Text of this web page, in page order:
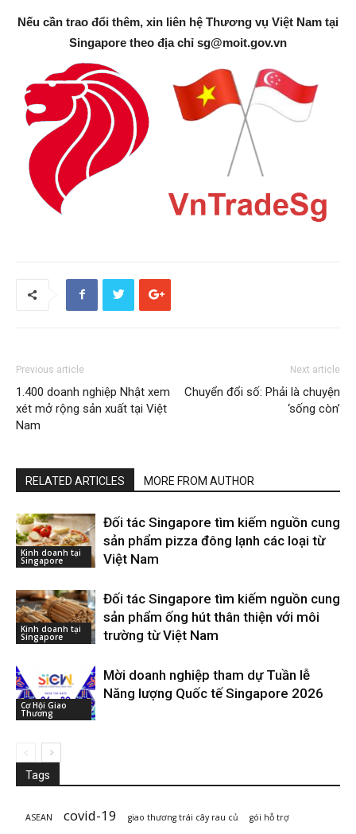
Nếu cần trao đổi thêm, xin liên hệ Thương vụ Việt Nam tại
Singapore theo địa chỉ sg@moit.gov.vn
Previous article
1.400 doanh nghiệp Nhật xem
xét mở rộng sản xuất tại Việt
Nam
Next article
Chuyển đổi số: Phải là chuyện
‘sống còn’
RELATED ARTICLES MORE FROM AUTHOR
Kinh doanh tại
Singapore
Đối tác Singapore tìm kiếm nguồn cung
sản phẩm pizza đông lạnh các loại từ
Việt Nam
Kinh doanh tại
Singapore
Đối tác Singapore tìm kiếm nguồn cung
sản phẩm ống hút thân thiện với môi
trường từ Việt Nam
Cơ Hội Giao
Thương
Mời doanh nghiệp tham dự Tuần lễ
Năng lượng Quốc tế Singapore 2026
Tags
ASEAN covid-19 giao thương trái cây rau củ gói hỗ trợ